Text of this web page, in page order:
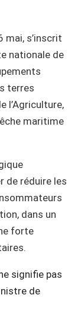
mai, s’inscrit
nationale de
terres
l’Agriculture,
maritime
de réduire les
dans un
forte
signifie pas
de